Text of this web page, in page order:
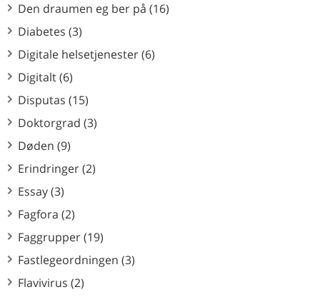
Den draumen eg ber på (16)
Diabetes (3)
Digitale helsetjenester (6)
Digitalt (6)
Disputas (15)
Doktorgrad (3)
Døden (9)
Erindringer (2)
Essay (3)
Fagfora (2)
Faggrupper (19)
Fastlegeordningen (3)
Flavivirus (2)